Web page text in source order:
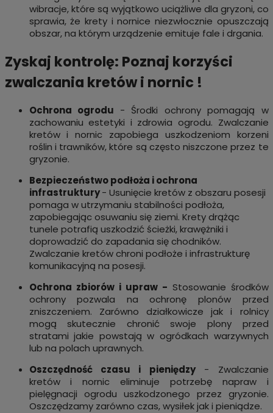
wibracje, które są wyjątkowo uciążliwe dla gryzoni, co
sprawia, że krety i nornice niezwłocznie opuszczają
obszar, na którym urządzenie emituje fale i drgania.
Zyskaj kontrolę: Poznaj korzyści
zwalczania kretów i nornic !
Ochrona ogrodu - Środki ochrony pomagają w
zachowaniu estetyki i zdrowia ogrodu. Zwalczanie
kretów i nornic zapobiega uszkodzeniom korzeni
roślin i trawników, które są często niszczone przez te
gryzonie.
Bezpieczeństwo podłoża i ochrona
infrastruktury- Usunięcie kretów z obszaru posesji
pomaga w utrzymaniu stabilności podłoża,
zapobiegając osuwaniu się ziemi. Krety drążąc
tunele potrafią uszkodzić ścieżki, krawężniki i
doprowadzić do zapadania się chodników.
Zwalczanie kretów chroni podłoże i infrastrukturę
komunikacyjną na posesji.
Ochrona zbiorów i upraw - Stosowanie środków
ochrony pozwala na ochronę plonów przed
zniszczeniem. Zarówno działkowicze jak i rolnicy
mogą skutecznie chronić swoje plony przed
stratami jakie powstają w ogródkach warzywnych
lub na polach uprawnych.
Oszczędność czasu i pieniędzy- Zwalczanie
kretów i nornic eliminuje potrzebę napraw i
pielęgnacji ogrodu uszkodzonego przez gryzonie.
Oszczędzamy zarówno czas, wysiłek jak i pieniądze.